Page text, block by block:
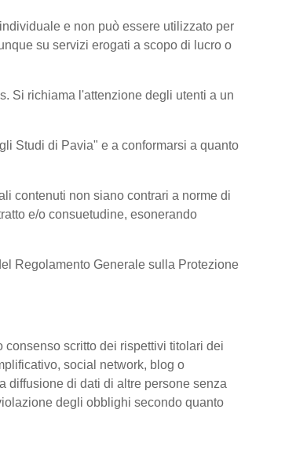
e non può essere utilizzato per
su servizi erogati a scopo di lucro o
Si richiama l'attenzione degli utenti a un
Studi di Pavia" e a conformarsi a quanto
contenuti non siano contrari a norme di
e/o consuetudine, esonerando
Regolamento Generale sulla Protezione
scritto dei rispettivi titolari dei
social network, blog o
diffusione di dati di altre persone senza
degli obblighi secondo quanto